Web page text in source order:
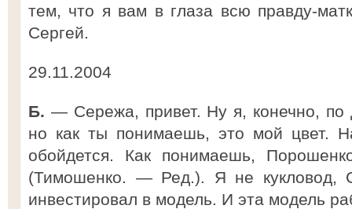
тем, что я вам в глаза всю правду-
Сергей.
29.11.2004
Б. — Сережа, привет. Ну я, конечно,
но как ты понимаешь, это мой цвет.
обойдется. Как понимаешь,
(Тимошенко. — Ред.). Я не кукловод,
инвестировал в модель. И эта модель